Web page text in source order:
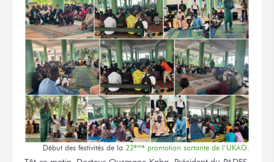
Début des festivités de la 22ème promotion sortante de l’UKAG.